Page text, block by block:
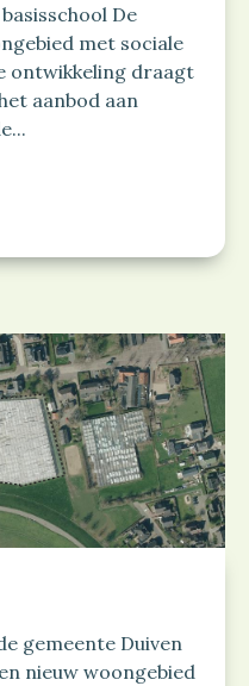
De
met sociale
ontwikkeling draagt
aanbod aan
gemeente Duiven
nieuw woongebied